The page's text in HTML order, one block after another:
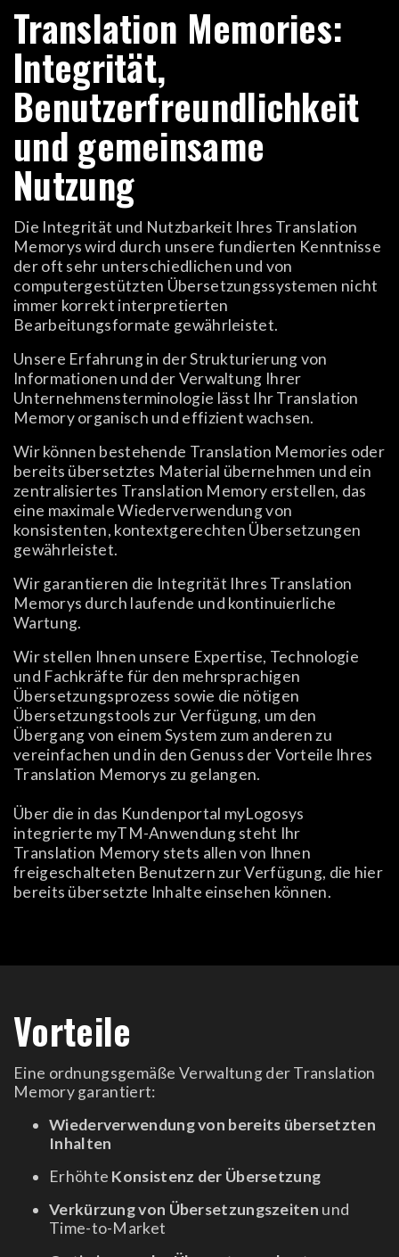
Translation Memories:
Integrität,
Benutzerfreundlichkeit
und gemeinsame
Nutzung
Die Integrität und Nutzbarkeit Ihres Translation
Memorys wird durch unsere fundierten Kenntnisse
der oft sehr unterschiedlichen und von
computergestützten Übersetzungssystemen nicht
immer korrekt interpretierten
Bearbeitungsformate gewährleistet.
Unsere Erfahrung in der Strukturierung von
Informationen und der Verwaltung Ihrer
Unternehmensterminologie lässt Ihr Translation
Memory organisch und effizient wachsen.
Wir können bestehende Translation Memories oder
bereits übersetztes Material übernehmen und ein
zentralisiertes Translation Memory erstellen, das
eine maximale Wiederverwendung von
konsistenten, kontextgerechten Übersetzungen
gewährleistet.
Wir garantieren die Integrität Ihres Translation
Memorys durch laufende und kontinuierliche
Wartung.
Wir stellen Ihnen unsere Expertise, Technologie
und Fachkräfte für den mehrsprachigen
Übersetzungsprozess sowie die nötigen
Übersetzungstools zur Verfügung, um den
Übergang von einem System zum anderen zu
vereinfachen und in den Genuss der Vorteile Ihres
Translation Memorys zu gelangen.
Über die in das Kundenportal myLogosys
integrierte myTM-Anwendung steht Ihr
Translation Memory stets allen von Ihnen
freigeschalteten Benutzern zur Verfügung, die hier
bereits übersetzte Inhalte einsehen können.
Vorteile
Eine ordnungsgemäße Verwaltung der Translation
Memory garantiert:
Wiederverwendung von bereits übersetzten
Inhalten
Erhöhte Konsistenz der Übersetzung
Verkürzung von Übersetzungszeiten und
Time-to-Market